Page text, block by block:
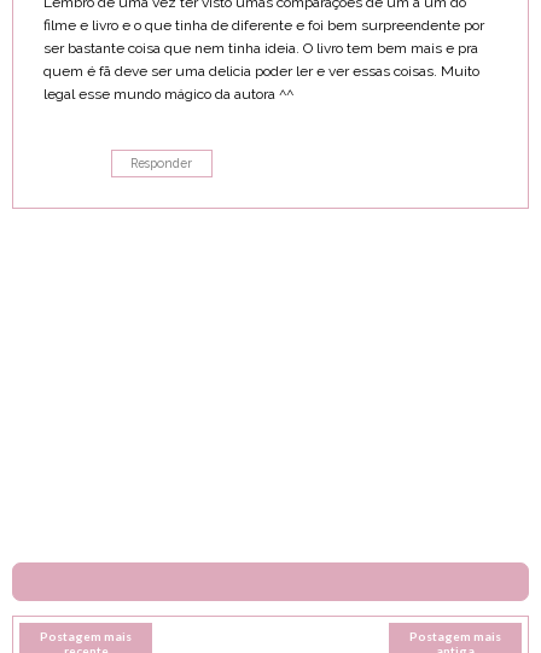
filme e livro e o que tinha de diferente e foi bem surpreendente por
ser bastante coisa que nem tinha ideia. O livro tem bem mais e pra
quem é fã deve ser uma delicia poder ler e ver essas coisas. Muito
legal esse mundo mágico da autora ^^
Responder
Postagem mais
Postagem mais